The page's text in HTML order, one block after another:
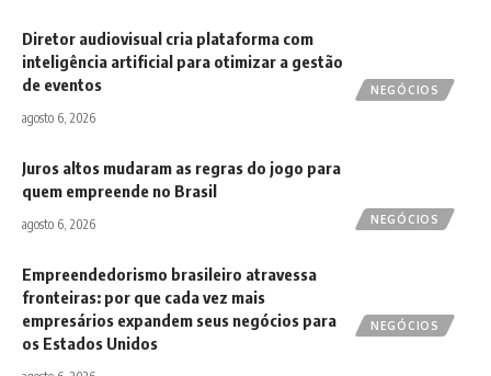
NEGÓCIOS
Diretor audiovisual cria plataforma com
inteligência artificial para otimizar a gestão
de eventos
agosto 6, 2026
NEGÓCIOS
Juros altos mudaram as regras do jogo para
quem empreende no Brasil
agosto 6, 2026
NEGÓCIOS
Empreendedorismo brasileiro atravessa
fronteiras: por que cada vez mais
empresários expandem seus negócios para
os Estados Unidos